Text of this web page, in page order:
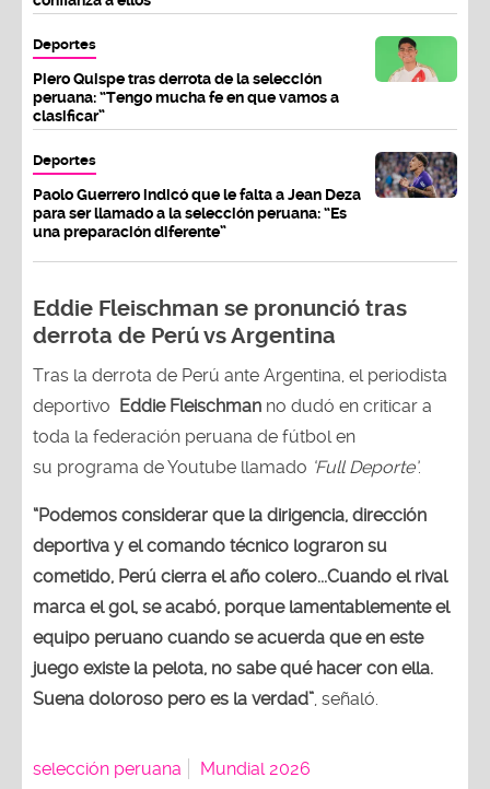
Deportes
Piero Quispe tras derrota de la selección
peruana: “Tengo mucha fe en que vamos a
clasificar”
Deportes
Paolo Guerrero indicó que le falta a Jean Deza
para ser llamado a la selección peruana: “Es
una preparación diferente”
Eddie Fleischman se pronunció tras
derrota de Perú vs Argentina
Tras la derrota de Perú ante Argentina, el periodista
deportivo Eddie Fleischman no dudó en criticar a
toda la federación peruana de fútbol en
su programa de Youtube llamado ‘Full Deporte’.
“Podemos considerar que la dirigencia, dirección
deportiva y el comando técnico lograron su
cometido, Perú cierra el año colero...Cuando el rival
marca el gol, se acabó, porque lamentablemente el
equipo peruano cuando se acuerda que en este
juego existe la pelota, no sabe qué hacer con ella.
Suena doloroso pero es la verdad”, señaló.
selección peruana Mundial 2026